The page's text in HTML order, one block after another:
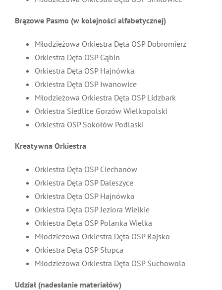
Brązowe Pasmo (w kolejności alfabetycznej)
Młodzieżowa Orkiestra Dęta OSP Dobromierz
Orkiestra Dęta OSP Gąbin
Orkiestra Dęta OSP Hajnówka
Orkiestra Dęta OSP Iwanowice
Młodzieżowa Orkiestra Dęta OSP Lidzbark
Orkiestra Siedlice Gorzów Wielkopolski
Orkiestra OSP Sokołów Podlaski
Kreatywna Orkiestra
Orkiestra Dęta OSP Ciechanów
Orkiestra Dęta OSP Daleszyce
Orkiestra Dęta OSP Hajnówka
Orkiestra Dęta OSP Jeziora Wielkie
Orkiestra Dęta OSP Polanka Wielka
Młodzieżowa Orkiestra Dęta OSP Rajsko
Orkiestra Dęta OSP Słupca
Młodzieżowa Orkiestra Dęta OSP Suchowola
Udział (nadesłanie materiałów)